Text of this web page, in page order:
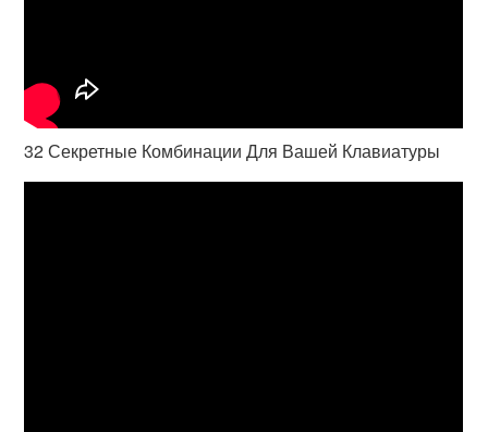
32 Секретные Комбинации Для Вашей Клавиатуры